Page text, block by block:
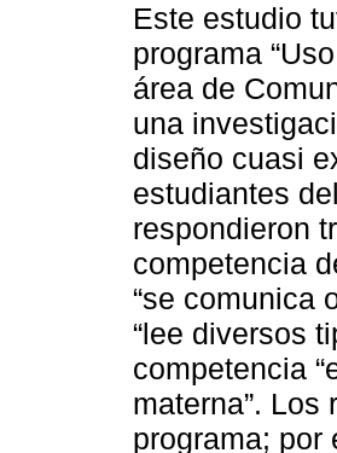
Este estudio
programa
área de
una
diseño cuasi
estudiantes
respondieron
competencia
“se comunica
“lee diversos
competencia
materna”.
programa; por